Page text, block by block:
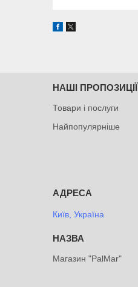
НАШІ ПРОПОЗИЦІЇ
Товари і послуги
Найпопулярніше
Київ, Україна
Магазин "PalMar"